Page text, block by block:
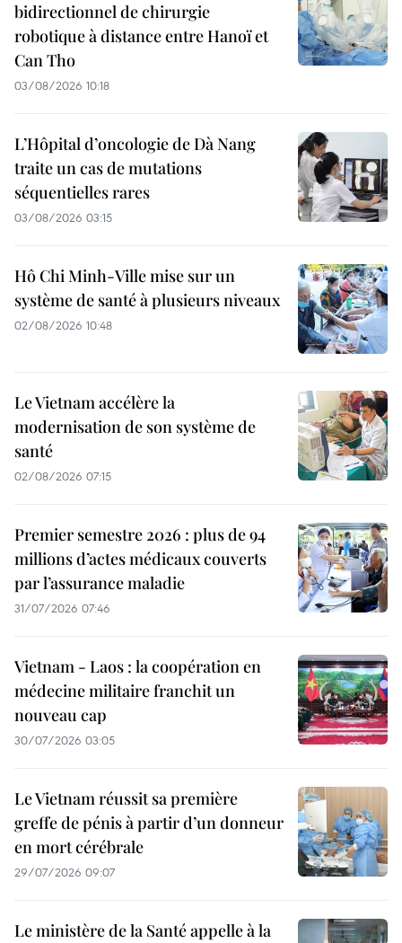
bidirectionnel de chirurgie
robotique à distance entre Hanoï et
Can Tho
03/08/2026 10:18
L’Hôpital d’oncologie de Dà Nang
traite un cas de mutations
séquentielles rares
03/08/2026 03:15
Hô Chi Minh-Ville mise sur un
système de santé à plusieurs niveaux
02/08/2026 10:48
Le Vietnam accélère la
modernisation de son système de
santé
02/08/2026 07:15
Premier semestre 2026 : plus de 94
millions d’actes médicaux couverts
par l’assurance maladie
31/07/2026 07:46
Vietnam - Laos : la coopération en
médecine militaire franchit un
nouveau cap
30/07/2026 03:05
Le Vietnam réussit sa première
greffe de pénis à partir d’un donneur
en mort cérébrale
29/07/2026 09:07
Le ministère de la Santé appelle à la